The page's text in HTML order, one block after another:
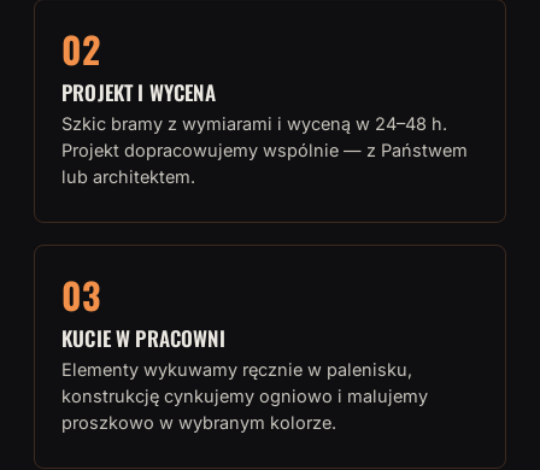
02
PROJEKT I WYCENA
Szkic bramy z wymiarami i wyceną w 24–48 h.
Projekt dopracowujemy wspólnie — z Państwem
lub architektem.
03
KUCIE W PRACOWNI
Elementy wykuwamy ręcznie w palenisku,
konstrukcję cynkujemy ogniowo i malujemy
proszkowo w wybranym kolorze.